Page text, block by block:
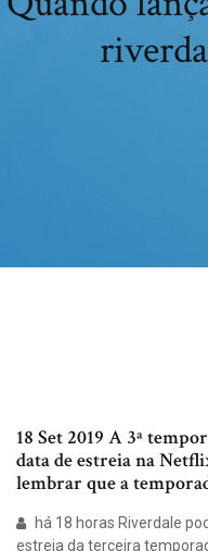
18 Set 2019 A 3ª
data de estreia na
lembrar que a
há 18 horas Riverdale
estreia da terceira